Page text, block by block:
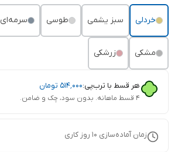
خردلی سبز یشمی طوسی سرمه‌ای
مشکی زرشکی
هر قسط با ترب‌پی:۵۱۴٬۰۰۰ تومان
۴ قسط ماهانه. بدون سود، چک و ضامن.
زمان آماده‌سازی 10 روز کاری